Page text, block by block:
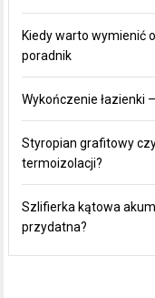
Kiedy warto wymienić
poradnik
Wykończenie łazienki
Styropian grafitowy
termoizolacji?
Szlifierka kątowa
przydatna?